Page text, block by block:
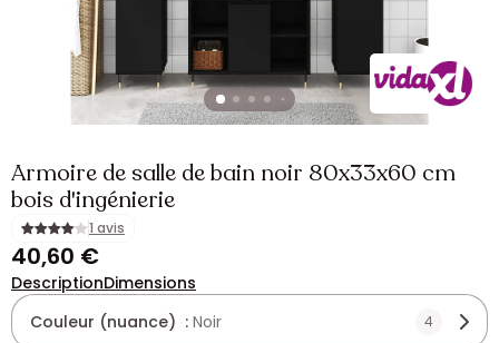
Armoire de salle de bain noir 80x33x60 cm
bois d'ingénierie
1 avis
40,60 €
DescriptionDimensions
Couleur (nuance) : Noir 4